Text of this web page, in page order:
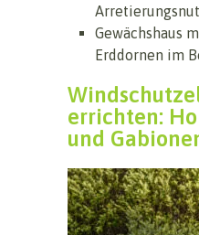
Gewächshaus
Erddornen im
errichten:
und